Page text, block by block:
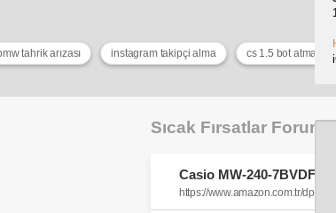
tahrik arızası instagram takipçi alma cs 1.5 bot atma
Sıcak Fırsatlar
https://www.amazon.com.tr/dp/